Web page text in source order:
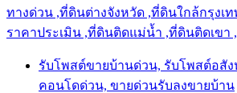
ทางด่วน ,ที่ดินต่างจังหวัด ,ที่ดินใกล้กรุงเ
ราคาประเมิน ,ที่ดินติดแม่น้ำ ,ที่ดินติดเขา
รับโพสต์ขายบ้านด่วน, รับโพสต์อสั
คอนโดด่วน, ขายด่วนรับลงขายบ้าน